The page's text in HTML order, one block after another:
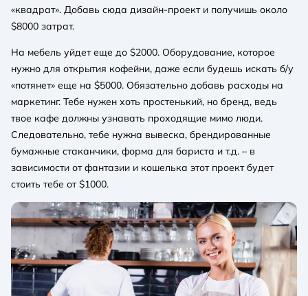
«квадрат». Добавь сюда дизайн-проект и получишь около
$8000 затрат.
На мебель уйдет еще до $2000. Оборудование, которое
нужно для открытия кофейни, даже если будешь искать б/у
«потянет» еще на $5000. Обязательно добавь расходы на
маркетинг. Тебе нужен хоть простенький, но бренд, ведь
твое кафе должны узнавать проходящие мимо люди.
Следовательно, тебе нужна вывеска, брендированные
бумажные стаканчики, форма для бариста и т.д. – в
зависимости от фантазии и кошелька этот проект будет
стоить тебе от $1000.